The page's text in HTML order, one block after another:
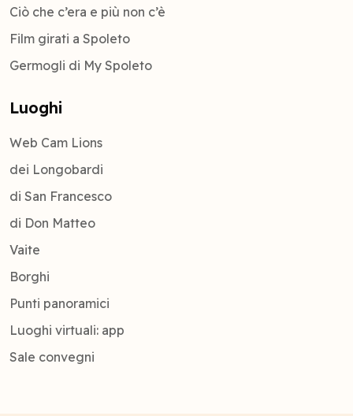
Ciò che c’era e più non c’è
Film girati a Spoleto
Germogli di My Spoleto
Luoghi
Web Cam Lions
dei Longobardi
di San Francesco
di Don Matteo
Vaite
Borghi
Punti panoramici
Luoghi virtuali: app
Sale convegni